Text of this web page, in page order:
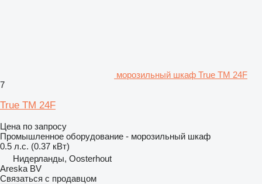
морозильный шкаф True TM 24F
7
True TM 24F
Цена по запросу
Промышленное оборудование - морозильный шкаф
0.5 л.с. (0.37 кВт)
Нидерланды, Oosterhout
Areska BV
Связаться с продавцом